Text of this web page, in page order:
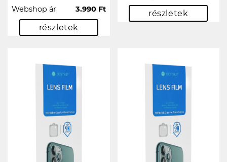
Webshop ár 3.990 Ft
részletek
részletek